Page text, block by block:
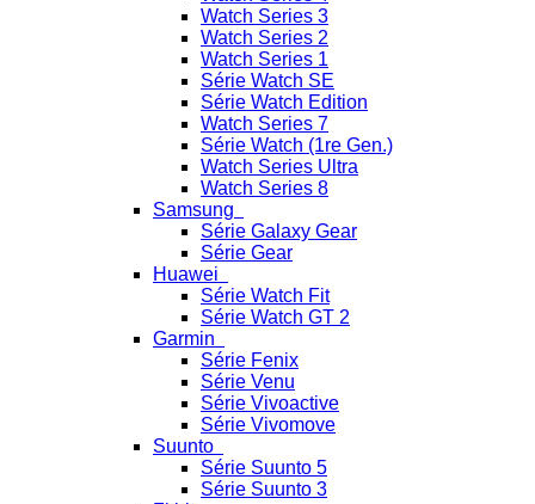
Watch Series 3
Watch Series 2
Watch Series 1
Série Watch SE
Série Watch Edition
Watch Series 7
Série Watch (1re Gen.)
Watch Series Ultra
Watch Series 8
Samsung
Série Galaxy Gear
Série Gear
Huawei
Série Watch Fit
Série Watch GT 2
Garmin
Série Fenix
Série Venu
Série Vivoactive
Série Vivomove
Suunto
Série Suunto 5
Série Suunto 3